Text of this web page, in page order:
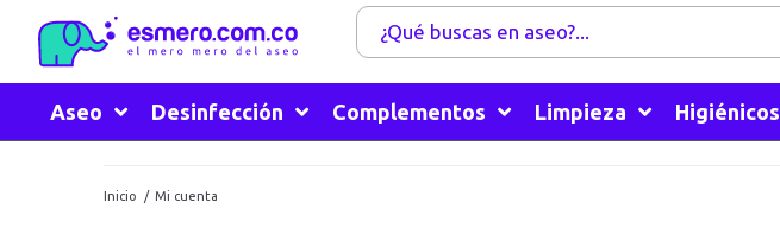
Aseo Desinfección Complementos Limpieza Higiénicos
Inicio / Mi cuenta